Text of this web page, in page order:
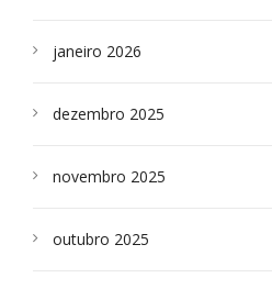
janeiro 2026
dezembro 2025
novembro 2025
outubro 2025